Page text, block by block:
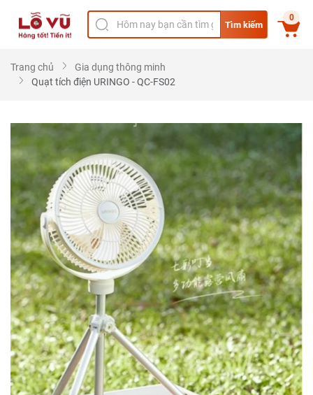
Tìm kiếm
0
Trang chủ
Gia dụng thông minh
Quạt tích điện URINGO - QC-FS02